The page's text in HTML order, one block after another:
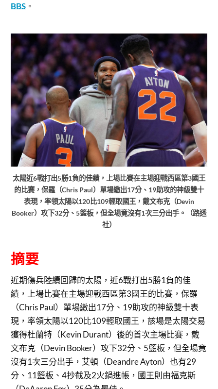
BBS 。
太陽近6戰打出5勝1負的佳績，上場比賽在主場迎戰西區第3國王
的比賽，保羅（Chris Paul）單場繳出17分、19助攻的神級雙十
表現，率領太陽以120比109輕取國王，戴文布克（Devin
Booker）攻下32分、5籃板，但全場竟沒有1次三分出手。（路透
社）
摘要
近期傷兵陸續回歸的太陽，近6戰打出5勝1負的佳
績，上場比賽在主場迎戰西區第3國王的比賽，保羅
（Chris Paul）單場繳出17分、19助攻的神級雙十表
現，率領太陽以120比109輕取國王，該場是太陽交易
獲得杜蘭特（Kevin Durant）後的首次主場比賽，戴
文布克（Devin Booker）攻下32分、5籃板，但全場竟
沒有1次三分出手，艾頓（Deandre Ayton）也有29
分、11籃板、4抄截及2火鍋進帳，國王則由福克斯